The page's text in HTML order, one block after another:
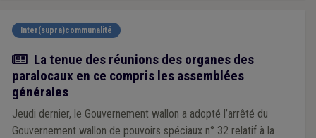
Inter(supra)communalité
Actualité
La tenue des réunions des organes des
paralocaux en ce compris les assemblées
générales
Jeudi dernier, le Gouvernement wallon a adopté l’arrêté du
Gouvernement wallon de pouvoirs spéciaux n° 32 relatif à la